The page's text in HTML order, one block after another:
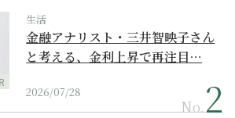
生活
金融アナリスト・三井智映子さん
と考える、金利上昇で再注目…
2026/07/28
No.